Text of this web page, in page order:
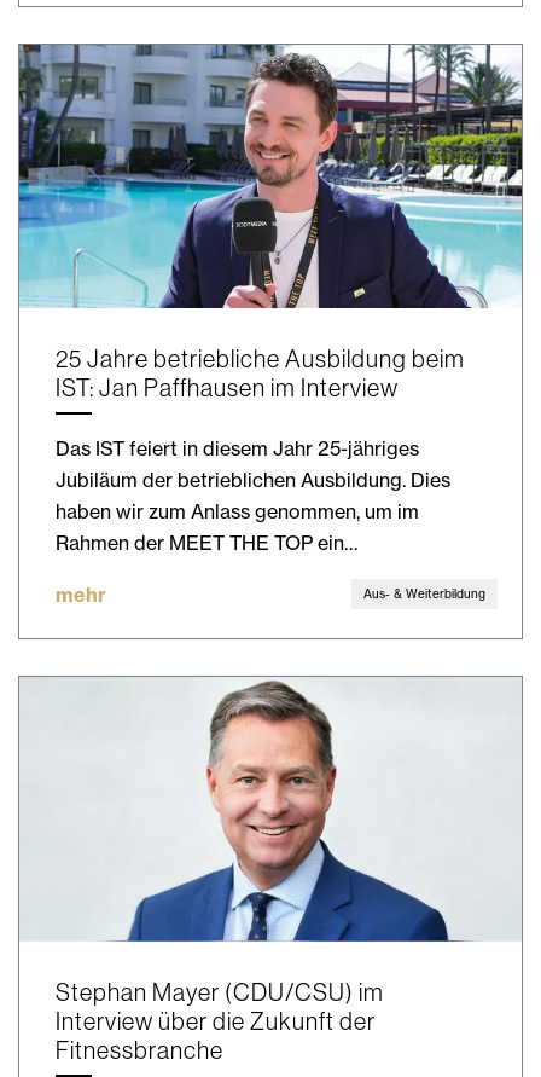
25 Jahre betriebliche Ausbildung beim
IST: Jan Paffhausen im Interview
Das IST feiert in diesem Jahr 25-jähriges
Jubiläum der betrieblichen Ausbildung. Dies
haben wir zum Anlass genommen, um im
Rahmen der MEET THE TOP ein…
mehr Aus- & Weiterbildung
Stephan Mayer (CDU/CSU) im
Interview über die Zukunft der
Fitnessbranche